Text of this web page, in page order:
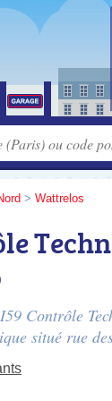
> Wattrelos
Contrôle
situé rue